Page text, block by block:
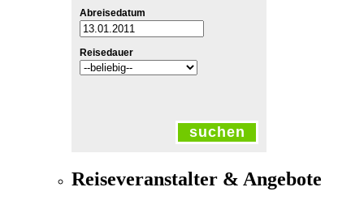
Abreisedatum
Reisedauer
suchen
Reiseveranstalter & Angebote